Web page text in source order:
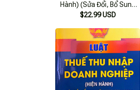
Hành) (Sửa Đổi, Bổ Sung
Năm 2022)
$22.99 USD